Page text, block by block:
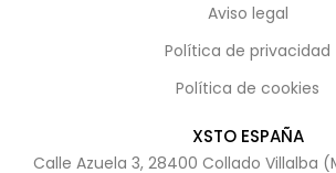
Aviso legal
Política de privacidad
Política de cookies
XSTO ESPAÑA
Calle Azuela 3, 28400 Collado Villalba